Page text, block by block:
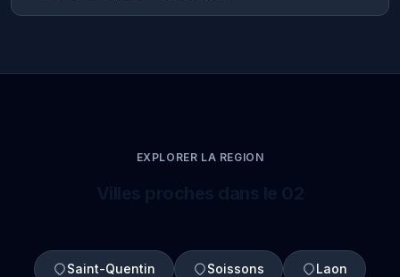
EXPLORER LA REGION
Saint-Quentin Soissons Laon